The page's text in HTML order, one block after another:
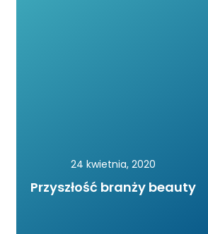
24 kwietnia, 2020
Przyszłość branży beauty